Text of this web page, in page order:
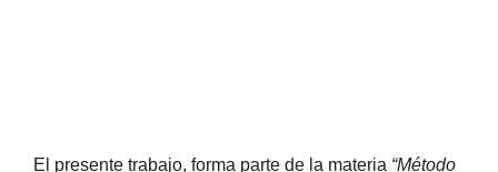
El presente trabajo, forma parte de la materia “Método